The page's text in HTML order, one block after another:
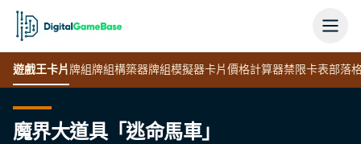
遊戲王卡片牌組牌組構築器牌組模擬器卡片價格計算器禁限卡表部落
魔界大道具「逃命馬車」